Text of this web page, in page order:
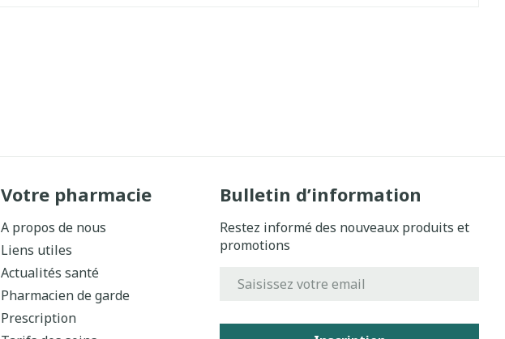
Votre pharmacie
A propos de nous
Liens utiles
Actualités santé
Pharmacien de garde
Prescription
Bulletin d’information
Restez informé des nouveaux produits et
promotions